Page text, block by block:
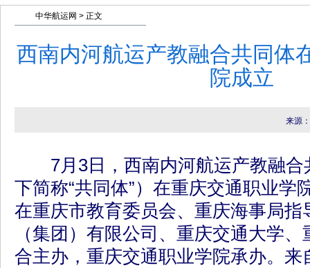
中华航运网 > 正文
西南内河航运产教融合共同体
院成立
来源
7月3日，西南内河航运产教融合
下简称“共同体”）在重庆交通职业学
在重庆市教育委员会、重庆海事局指
（集团）有限公司、重庆交通大学
合主办，重庆交通职业学院承办。来